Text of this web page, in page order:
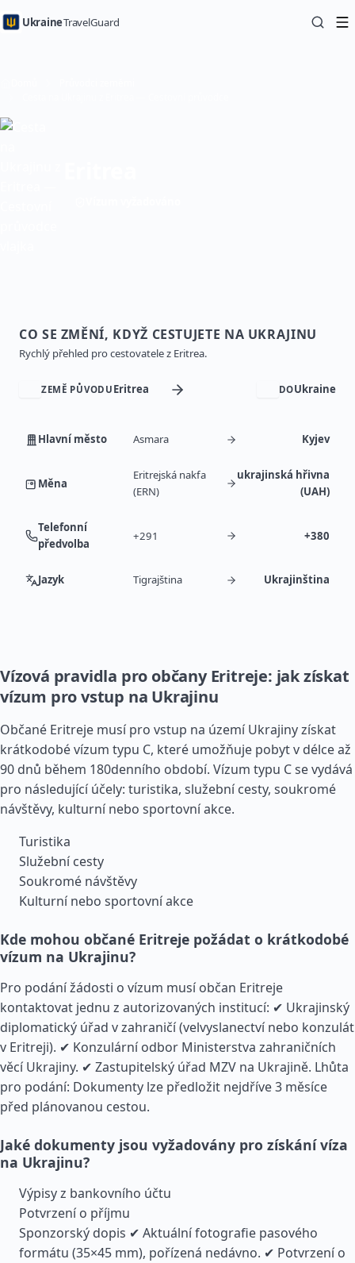
UkraineTravelGuard
CO SE ZMĚNÍ, KDYŽ CESTUJETE NA UKRAJINU
Rychlý přehled pro cestovatele z Eritrea.
ZEMĚ PŮVODU Eritrea DOUkraine
Hlavní město Asmara Kyjev
Měna
Eritrejská nakfa
(ERN)
ukrajinská hřivna
(UAH)
Telefonní
předvolba
+291 +380
Jazyk Tigrajština Ukrajinština
Vízová pravidla pro občany Eritreje: jak získat
vízum pro vstup na Ukrajinu
Občané Eritreje musí pro vstup na území Ukrajiny získat
krátkodobé vízum typu C, které umožňuje pobyt v délce až
90 dnů během 180denního období. Vízum typu C se vydává
pro následující účely: turistika, služební cesty, soukromé
návštěvy, kulturní nebo sportovní akce.
Turistika
Služební cesty
Soukromé návštěvy
Kulturní nebo sportovní akce
Kde mohou občané Eritreje požádat o krátkodobé
vízum na Ukrajinu?
Pro podání žádosti o vízum musí občan Eritreje
kontaktovat jednu z autorizovaných institucí: ✔ Ukrajinský
diplomatický úřad v zahraničí (velvyslanectví nebo konzulát
v Eritreji). ✔ Konzulární odbor Ministerstva zahraničních
věcí Ukrajiny. ✔ Zastupitelský úřad MZV na Ukrajině. Lhůta
pro podání: Dokumenty lze předložit nejdříve 3 měsíce
před plánovanou cestou.
Jaké dokumenty jsou vyžadovány pro získání víza
na Ukrajinu?
Výpisy z bankovního účtu
Potvrzení o příjmu
Sponzorský dopis ✔ Aktuální fotografie pasového
formátu (35×45 mm), pořízená nedávno. ✔ Potvrzení o